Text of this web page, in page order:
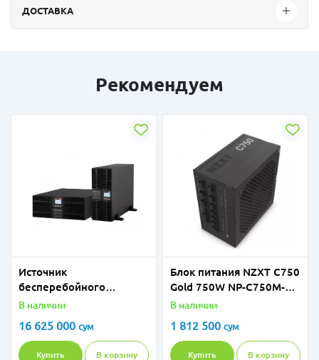
ДОСТАВКА
Рекомендуем
Источник
бесперебойного
питания 2E SD10000RT,
USB, Terminal in&out 2E-
SD10000RT
В наличии
16 625 000 сум
Купить В корзину
Блок питания NZXT C750
Gold 750W NP-C750M-UK
Fully Modular 80+ Gold
В наличии
1 812 500 сум
Купить В корзину